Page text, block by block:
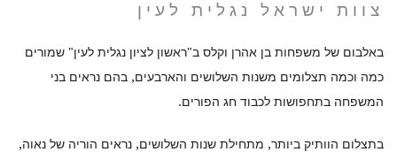
צוות ישראל נגלית לעין
באלבום של משפחות בן אהרן וקלס ב"ראשון לציון נגלית לעין" שמורים
כמה וכמה תצלומים משנות השלושים והארבעים, בהם נראים בני
המשפחה בתחפושות לכבוד חג הפורים.
בתצלום הוותיק ביותר, מתחילת שנות השלושים, נראים הוריה של נאוה,